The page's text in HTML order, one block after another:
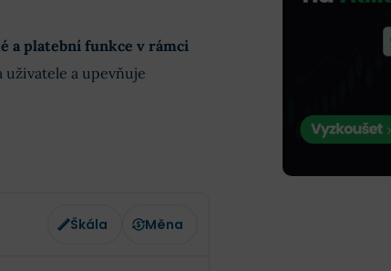
a platební funkce v rámci
a upevňuje
Škála Měna